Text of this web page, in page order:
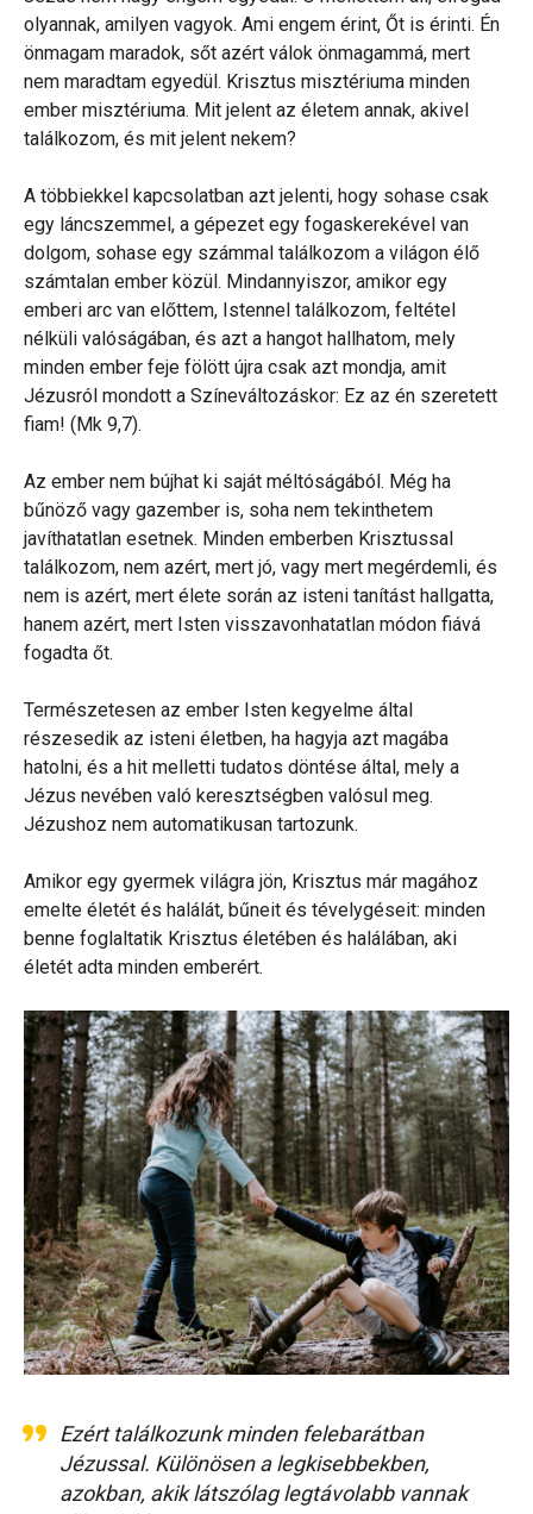
olyannak, amilyen vagyok. Ami engem érint, Őt is érinti. Én
önmagam maradok, sőt azért válok önmagammá, mert
nem maradtam egyedül. Krisztus misztériuma minden
ember misztériuma. Mit jelent az életem annak, akivel
találkozom, és mit jelent nekem?
A többiekkel kapcsolatban azt jelenti, hogy sohase csak
egy láncszemmel, a gépezet egy fogaskerekével van
dolgom, sohase egy számmal találkozom a világon élő
számtalan ember közül. Mindannyiszor, amikor egy
emberi arc van előttem, Istennel találkozom, feltétel
nélküli valóságában, és azt a hangot hallhatom, mely
minden ember feje fölött újra csak azt mondja, amit
Jézusról mondott a Színeváltozáskor: Ez az én szeretett
fiam! (Mk 9,7).
Az ember nem bújhat ki saját méltóságából. Még ha
bűnöző vagy gazember is, soha nem tekinthetem
javíthatatlan esetnek. Minden emberben Krisztussal
találkozom, nem azért, mert jó, vagy mert megérdemli, és
nem is azért, mert élete során az isteni tanítást hallgatta,
hanem azért, mert Isten visszavonhatatlan módon fiává
fogadta őt.
Természetesen az ember Isten kegyelme által
részesedik az isteni életben, ha hagyja azt magába
hatolni, és a hit melletti tudatos döntése által, mely a
Jézus nevében való keresztségben valósul meg.
Jézushoz nem automatikusan tartozunk.
Amikor egy gyermek világra jön, Krisztus már magához
emelte életét és halálát, bűneit és tévelygéseit: minden
benne foglaltatik Krisztus életében és halálában, aki
életét adta minden emberért.
Ezért találkozunk minden felebarátban
Jézussal. Különösen a legkisebbekben,
azokban, akik látszólag legtávolabb vannak